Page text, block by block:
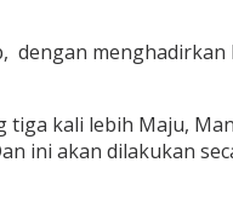
kali lebih Maju,
ini akan dilakukan